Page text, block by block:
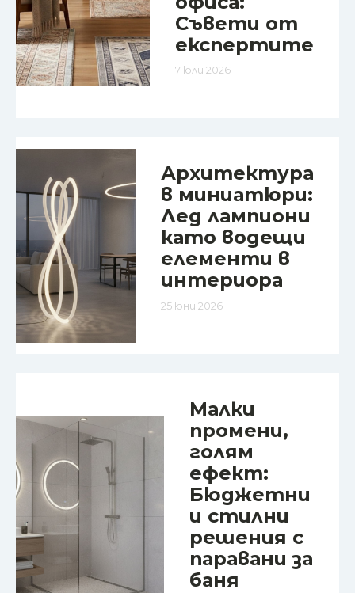
Съвети от
експертите
7 юли 2026
Архитектура
в миниатюри:
Лед лампиони
като водещи
елементи в
интериора
25 юни 2026
Малки
промени,
голям
ефект:
Бюджетни
и стилни
решения с
паравани за
баня